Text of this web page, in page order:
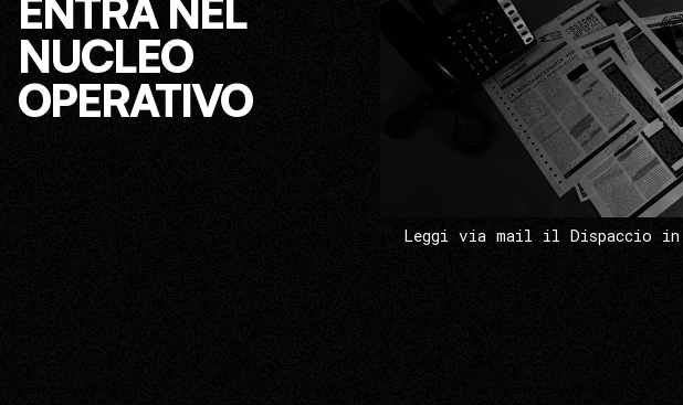
ENTRA NEL
NUCLEO
OPERATIVO
Leggi via mail il Dispaccio in